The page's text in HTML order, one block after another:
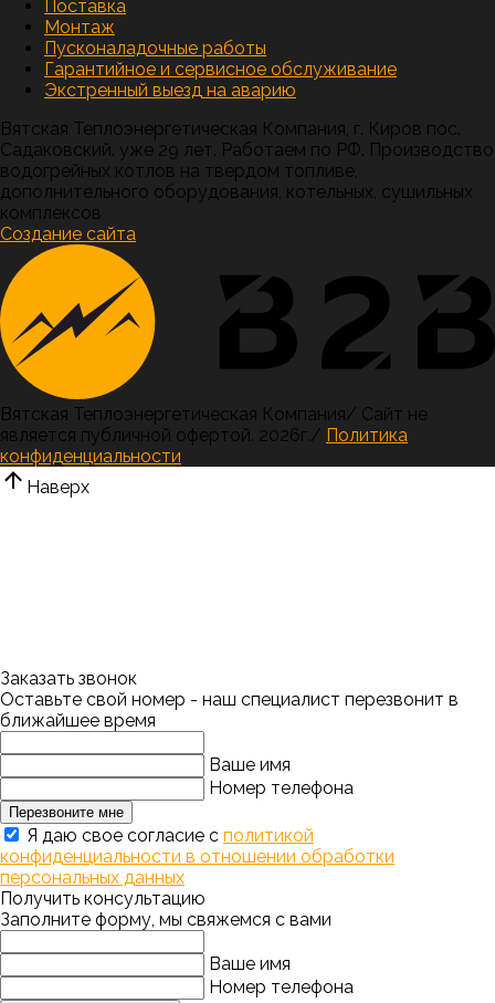
Поставка
Монтаж
Пусконаладочные работы
Гарантийное и сервисное обслуживание
Экстренный выезд на аварию
Вятская Теплоэнергетическая Компания, г. Киров пос.
Садаковский. уже 29 лет. Работаем по РФ. Производство
водогрейных котлов на твердом топливе,
дополнительного оборудования, котельных, сушильных
комплексов
Создание сайта
Вятская Теплоэнергетическая Компания/ Сайт не
является публичной офертой. 2026г./ Политика
конфиденциальности
Наверх
Заказать звонок
Оставьте свой номер - наш специалист перезвонит в
ближайшее время
Ваше имя
Номер телефона
Перезвоните мне
Я даю свое согласие с политикой
конфиденциальности в отношении обработки
персональных данных
Получить консультацию
Заполните форму, мы свяжемся с вами
Ваше имя
Номер телефона